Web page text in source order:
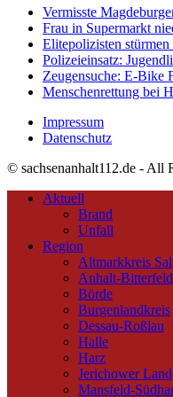
Vermisste
Frau in Supermarkt
Elitepolizisten
Polizeieinsatz:
Zeugensuche: E-Bike
Menschenrettung bei
Impressum
Datenschutz
© sachsenanhalt112.de - All
Aktuell
Brand
Unfall
Region
Altmarkkreis
Anhalt-Bitterfeld
Börde
Burgenlandkreis
Dessau-Roßlau
Halle
Harz
Jerichower Land
Mansfeld-